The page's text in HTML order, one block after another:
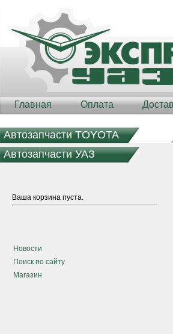
Главная Оплата
Автозапчасти TOYOTA
Автозапчасти УАЗ
Ваша корзина пуста.
Новости
Поиск по сайту
Магазин